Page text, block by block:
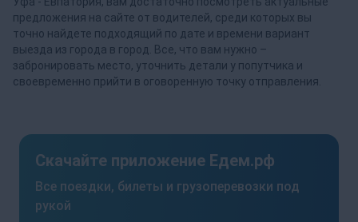
предложения на сайте от водителей, среди которых вы
точно найдете подходящий по дате и времени вариант
выезда из города в город. Все, что вам нужно –
забронировать место, уточнить детали у попутчика и
своевременно прийти в оговоренную точку отправления.
Скачайте приложение Едем.рф
Все поездки, билеты и грузоперевозки под
рукой